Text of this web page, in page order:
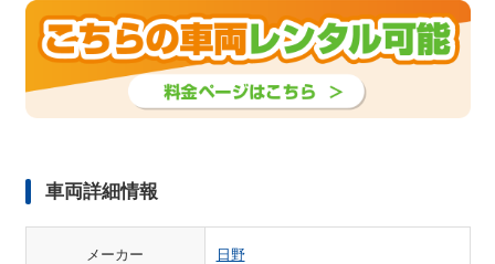
車両詳細情報
メーカー 日野